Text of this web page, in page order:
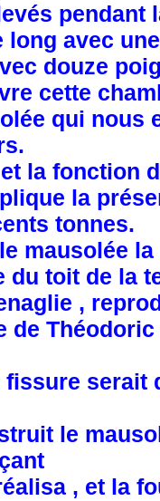
pendant
avec
douze
cette
qui nous
la fonction
la
tonnes.
mausolée
du toit de la
,
de
fissure
le
, et la